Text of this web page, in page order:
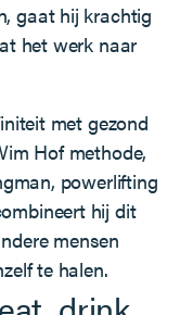
gaat hij krachtig
het werk naar
met gezond
Hof methode,
powerlifting
hij dit
mensen
te halen.